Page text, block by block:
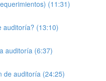
(11:31)
auditoría? (13:10)
auditoría (6:37)
de auditoría (24:25)